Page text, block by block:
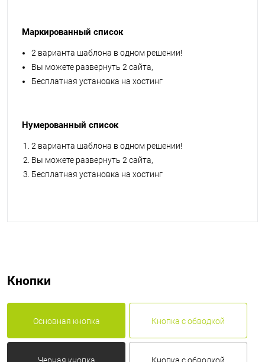
Маркированный список
2 варианта шаблона в одном решении!
Вы можете развернуть 2 сайта,
Бесплатная установка на хостинг
Нумерованный список
2 варианта шаблона в одном решении!
Вы можете развернуть 2 сайта,
Бесплатная установка на хостинг
Кнопки
Основная кнопка Кнопка с обводкой